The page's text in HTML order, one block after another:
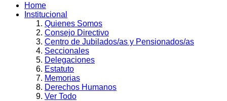
Home
Institucional
Quienes Somos
Consejo Directivo
Centro de Jubilados/as y Pensionados/as
Seccionales
Delegaciones
Estatuto
Memorias
Derechos Humanos
Ver Todo